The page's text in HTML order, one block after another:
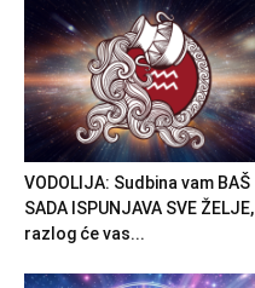
VODOLIJA: Sudbina vam BAŠ
SADA ISPUNJAVA SVE ŽELJE,
razlog će vas...